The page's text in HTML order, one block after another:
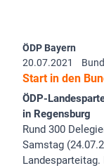
ÖDP Bayern
20.07.2021
Start in den
ÖDP-
in Regensburg
Rund 300
Samstag